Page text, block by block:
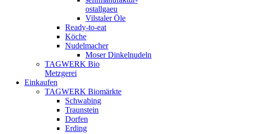
ostallgaeu
Vilstaler Öle
Ready-to-eat
Köche
Nudelmacher
Moser Dinkelnudeln
TAGWERK Bio
Metzgerei
Einkaufen
TAGWERK Biomärkte
Schwabing
Traunstein
Dorfen
Erding